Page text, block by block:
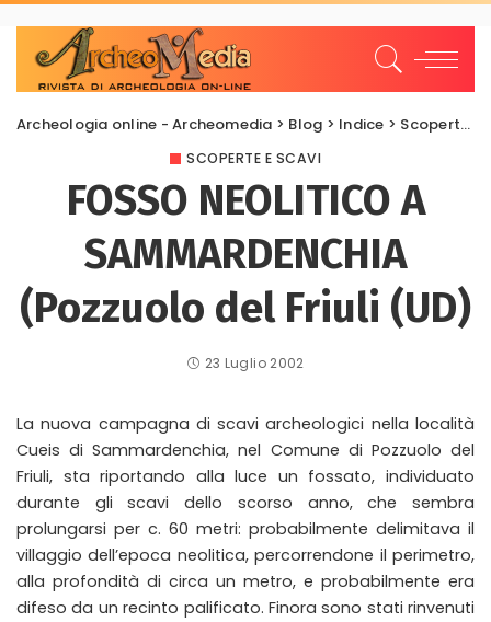
Archeologia online - Archeomedia > Blog > Indice > Scoperte e scavi
SCOPERTE E SCAVI
FOSSO NEOLITICO A
SAMMARDENCHIA
(Pozzuolo del Friuli (UD)
23 Luglio 2002
La nuova campagna di scavi archeologici nella località
Cueis di Sammardenchia, nel Comune di Pozzuolo del
Friuli, sta riportando alla luce un fossato, individuato
durante gli scavi dello scorso anno, che sembra
prolungarsi per c. 60 metri: probabilmente delimitava il
villaggio dell’epoca neolitica, percorrendone il perimetro,
alla profondità di circa un metro, e probabilmente era
difeso da un recinto palificato. Finora sono stati rinvenuti